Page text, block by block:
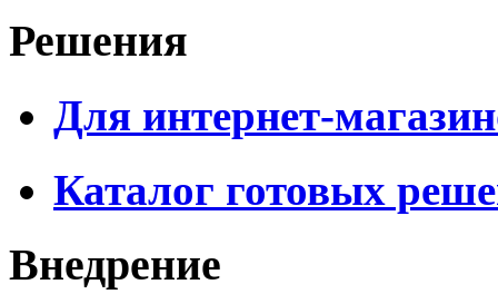
Решения
Для интернет-
Каталог готовых
Внедрение